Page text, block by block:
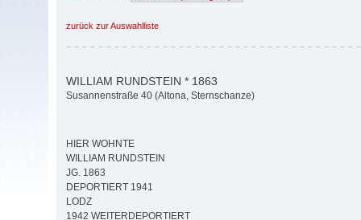
zurück zur Auswahlliste
WILLIAM RUNDSTEIN * 1863
Susannenstraße 40 (Altona, Sternschanze)
HIER WOHNTE
WILLIAM RUNDSTEIN
JG. 1863
DEPORTIERT 1941
LODZ
1942 WEITERDEPORTIERT